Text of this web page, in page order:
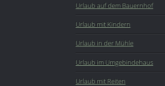
Urlaub auf dem Bauernhof
Urlaub mit Kindern
Urlaub in der Mühle
Urlaub im Umgebindehaus
Urlaub mit Reiten